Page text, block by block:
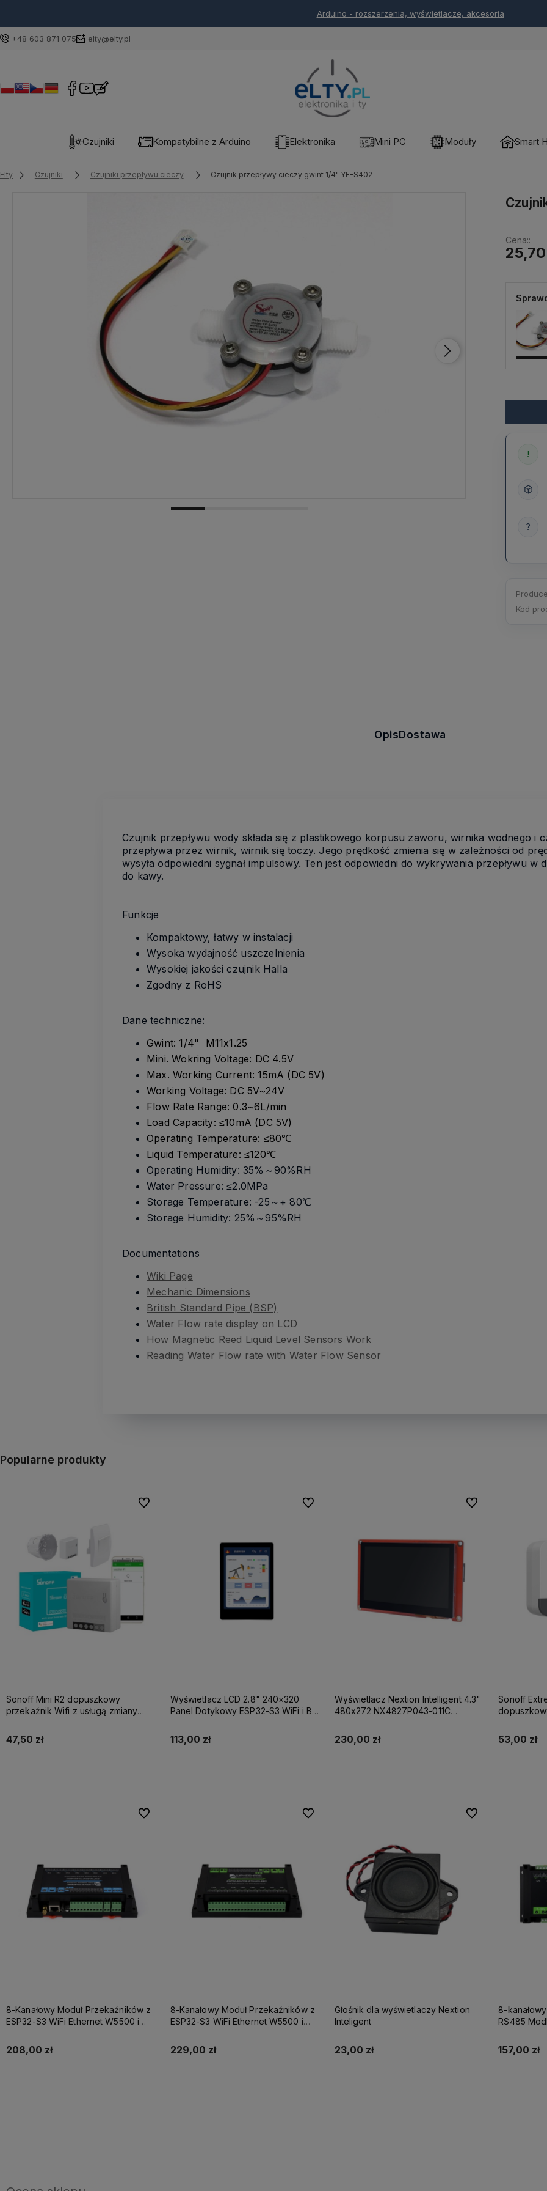
Arduino - rozszerzenia, wyświetlacze, akcesoria
+48 603 871 075 elty@elty.pl
Czujniki Kompatybilne z Arduino Elektronika Mini PC Moduły Smart
Elty Czujniki Czujniki przepływu cieczy Czujnik przepływy cieczy gwint 1/4" YF-S402
Cena::
25,70
!
?
Kod
OpisDostawa
Czujnik przepływu wody składa się z plastikowego korpusu zaworu, wirnika wodnego i
przepływa przez wirnik, wirnik się toczy. Jego prędkość zmienia się w zależności od
wysyła odpowiedni sygnał impulsowy. Ten jest odpowiedni do wykrywania przepływu w
do kawy.
Funkcje
Kompaktowy, łatwy w instalacji
Wysoka wydajność uszczelnienia
Wysokiej jakości czujnik Halla
Zgodny z RoHS
Dane techniczne:
Gwint: 1/4" M11x1.25
Mini. Wokring Voltage: DC 4.5V
Max. Working Current: 15mA (DC 5V)
Working Voltage: DC 5V~24V
Flow Rate Range: 0.3~6L/min
Load Capacity: ≤10mA (DC 5V)
Operating Temperature: ≤80℃
Liquid Temperature: ≤120℃
Operating Humidity: 35%～90%RH
Water Pressure: ≤2.0MPa
Storage Temperature: -25～+ 80℃
Storage Humidity: 25%～95%RH
Documentations
Wiki Page
Mechanic Dimensions
British Standard Pipe (BSP)
Water Flow rate display on LCD
How Magnetic Reed Liquid Level Sensors Work
Reading Water Flow rate with Water Flow Sensor
Popularne produkty
Sonoff Mini R2 dopuszkowy
przekaźnik Wifi z usługą zmiany
47,50 zł
Do ulubionych
Wyświetlacz LCD 2.8" 240×320
Panel Dotykowy ESP32-S3 WiFi i BT
113,00 zł
Do ulubionych
Wyświetlacz Nextion Intelligent 4.3"
480x272 NX4827P043-011C
230,00 zł
Do ulubionych
Sonoff
53,00 zł
8-Kanałowy Moduł Przekaźników z
ESP32-S3 WiFi Ethernet W5500 i
208,00 zł
Do ulubionych
8-Kanałowy Moduł Przekaźników z
ESP32-S3 WiFi Ethernet W5500 i
229,00 zł
Do ulubionych
Głośnik dla wyświetlaczy Nextion
Inteligent
23,00 zł
Do ulubionych
8-
RS485
157,00 zł